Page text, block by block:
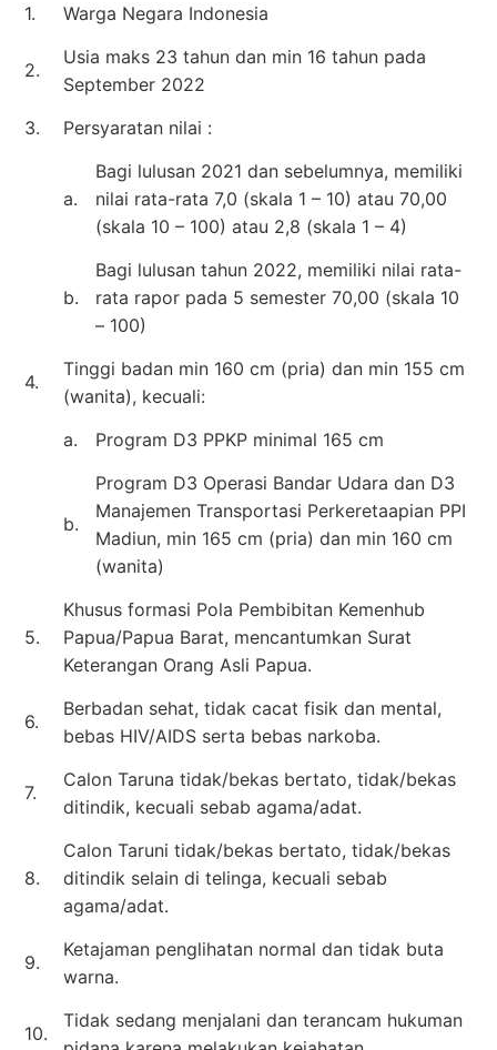
1. Warga Negara Indonesia
2.
Usia maks 23 tahun dan min 16 tahun pada
September 2022
3.
Persyaratan nilai :
a.
Bagi lulusan 2021 dan sebelumnya, memiliki
nilai rata-rata 7,0 (skala 1 – 10) atau 70,00
(skala 10 – 100) atau 2,8 (skala 1 – 4)
b.
Bagi lulusan tahun 2022, memiliki nilai rata-
rata rapor pada 5 semester 70,00 (skala 10
– 100)
4.
Tinggi badan min 160 cm (pria) dan min 155 cm
(wanita), kecuali:
a.
Program D3 PPKP minimal 165 cm
b.
Program D3 Operasi Bandar Udara dan D3
Manajemen Transportasi Perkeretaapian PPI
Madiun, min 165 cm (pria) dan min 160 cm
(wanita)
5.
Khusus formasi Pola Pembibitan Kemenhub
Papua/Papua Barat, mencantumkan Surat
Keterangan Orang Asli Papua.
6.
Berbadan sehat, tidak cacat fisik dan mental,
bebas HIV/AIDS serta bebas narkoba.
7.
Calon Taruna tidak/bekas bertato, tidak/bekas
ditindik, kecuali sebab agama/adat.
8.
Calon Taruni tidak/bekas bertato, tidak/bekas
ditindik selain di telinga, kecuali sebab
agama/adat.
9.
Ketajaman penglihatan normal dan tidak buta
warna.
10.
Tidak sedang menjalani dan terancam hukuman